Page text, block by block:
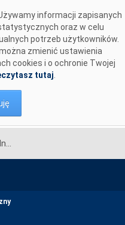
informacji zapisanych
oraz w celu
potrzeb użytkowników.
zmienić ustawienia
cookies i o ochronie Twojej
tutaj
Aktualności usług DSR